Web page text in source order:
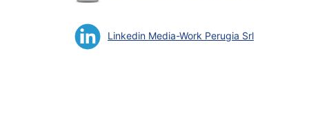
Linkedin Media-Work Perugia Srl